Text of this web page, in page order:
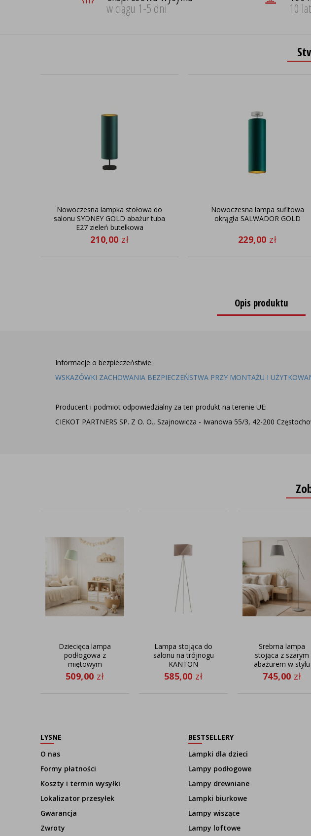
w ciągu 1-5 dni 10
Nowoczesna lampka stołowa do
salonu SYDNEY GOLD abażur tuba
E27 zieleń butelkowa
210,00 zł
Nowoczesna lampa sufitowa
okrągła SALWADOR GOLD
229,00 zł
Opis produktu
Informacje o bezpieczeństwie:
WSKAZÓWKI ZACHOWANIA BEZPIECZEŃSTWA PRZY MONTAŻU I
Producent i podmiot odpowiedzialny za ten produkt na terenie UE:
CIEKOT PARTNERS SP. Z O. O., Szajnowicza - Iwanowa 55/3, 42-200
Dziecięca lampa
podłogowa z
miętowym
abażurem TALLIN
509,00 zł
Lampa stojąca do
salonu na trójnogu
KANTON
585,00 zł
Srebrna lampa
stojąca z szarym
abażurem w stylu
skandynawskim
VIGO lampa
745,00 zł
LYSNE
O nas
Formy płatności
Koszty i termin wysyłki
Lokalizator przesyłek
Gwarancja
Zwroty
BESTSELLERY
Lampki dla dzieci
Lampy podłogowe
Lampy drewniane
Lampki biurkowe
Lampy wiszące
Lampy loftowe